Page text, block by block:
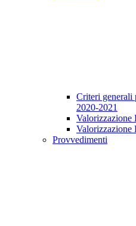
Criteri generali
2020-2021
Valorizzazione
Valorizzazione
Provvedimenti